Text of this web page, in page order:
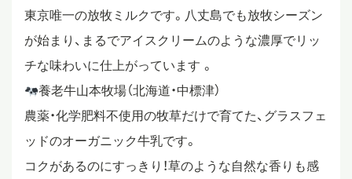
東京唯一の放牧ミルクです。八丈島でも放牧シーズン
が始まり、まるでアイスクリームのような濃厚でリッ
チな味わいに仕上がっています 。
養老牛山本牧場（北海道・中標津）
農薬・化学肥料不使用の牧草だけで育てた、グラスフェ
ッドのオーガニック牛乳です。
コクがあるのにすっきり！草のような自然な香りも感